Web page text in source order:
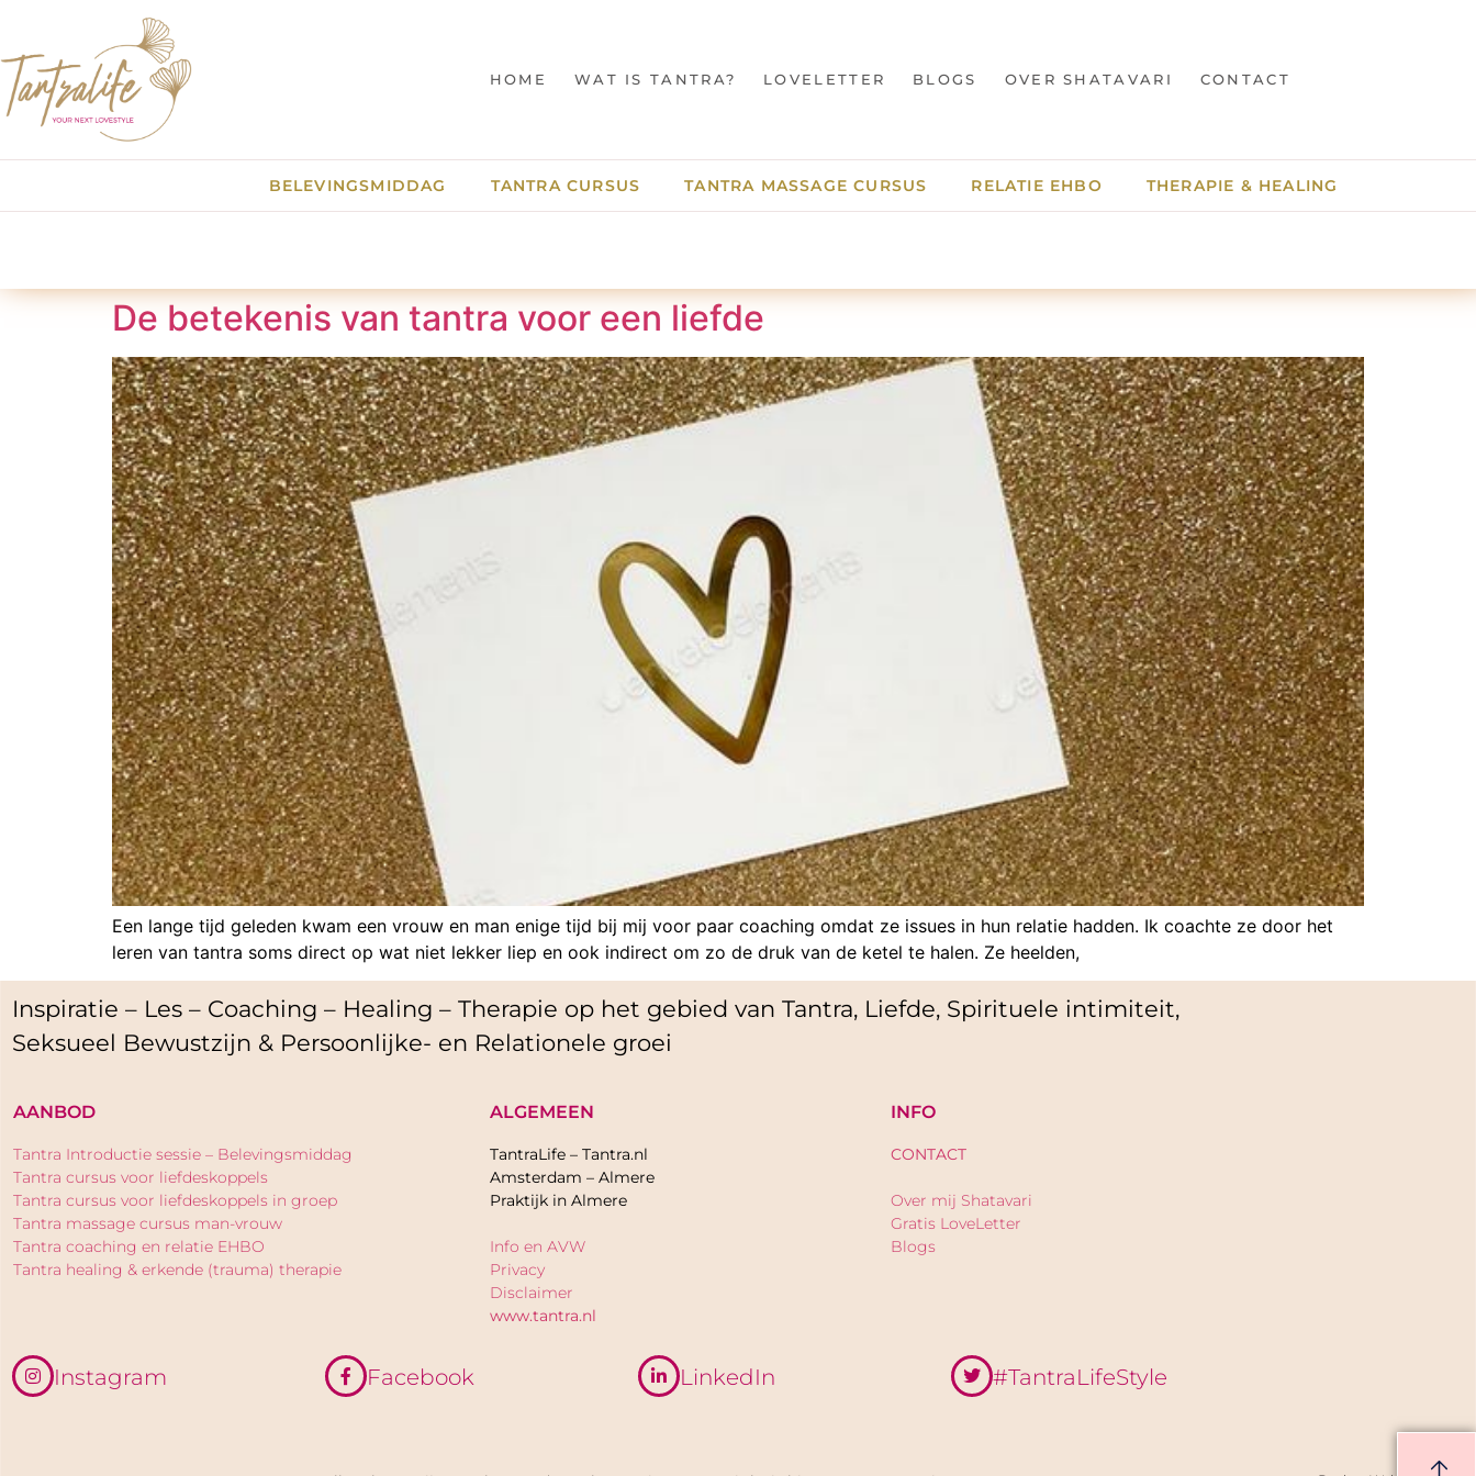
HOME WAT IS TANTRA? LOVELETTER BLOGS OVER SHATAVARI CONTACT
BELEVINGSMIDDAG TANTRA CURSUS TANTRA MASSAGE CURSUS RELATIE EHBO THERAPIE & HEALING
De betekenis van tantra voor een liefde
Een lange tijd geleden kwam een vrouw en man enige tijd bij mij voor paar coaching omdat ze issues in hun relatie hadden. Ik coachte ze door het
leren van tantra soms direct op wat niet lekker liep en ook indirect om zo de druk van de ketel te halen. Ze heelden,
Inspiratie – Les – Coaching – Healing – Therapie op het gebied van Tantra, Liefde, Spirituele intimiteit,
Seksueel Bewustzijn & Persoonlijke- en Relationele groei
AANBOD
Tantra Introductie sessie – Belevingsmiddag
Tantra cursus voor liefdeskoppels
Tantra cursus voor liefdeskoppels in groep
Tantra massage cursus man-vrouw
Tantra coaching en relatie EHBO
Tantra healing & erkende (trauma) therapie
ALGEMEEN
TantraLife – Tantra.nl
Amsterdam – Almere
Praktijk in Almere
Info en AVW
Privacy
Disclaimer
www.tantra.nl
INFO
CONTACT
Over mij Shatavari
Gratis LoveLetter
Blogs
Instagram Facebook LinkedIn #TantraLifeStyle